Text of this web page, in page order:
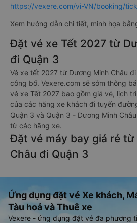
https://vexere.com/vi-VN/booking/
Xem hướng dẫn chi tiết, minh họa
Đặt vé xe Tết 2027 từ
đi Quận 3
Vé xe tết 2027 từ Dương Minh Châu
công bố. Vexere.com sẽ sớm thông
vé xe Tết 2027 bao gồm giá vé, lịch
của các hãng xe khách đi tuyến
Quận 3 và Quận 3 - Dương Minh
từ các hãng xe.
Đặt vé máy bay giá rẻ
Châu đi Quận 3
Ứng dụng đặt vé Xe khách,
Tàu hoả và Thuê xe
Vexere - ứng dụng đặt vé đa phương